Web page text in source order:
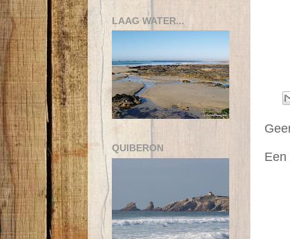
Een
LAAG WATER...
QUIBERON